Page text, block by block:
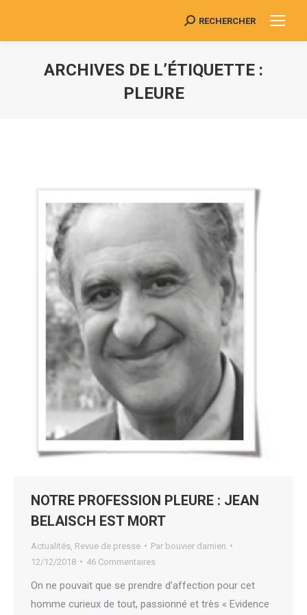
Search:
RECHERCHER
ARCHIVES DE L’ÉTIQUETTE :
PLEURE
NOTRE PROFESSION PLEURE : JEAN
BELAISCH EST MORT
Actualités Revue de presse Par bouvier damien
12/12/2018
46 Commentaires
On ne pouvait que se prendre d’affection pour cet
homme curieux de tout, passionné et très « Evidence